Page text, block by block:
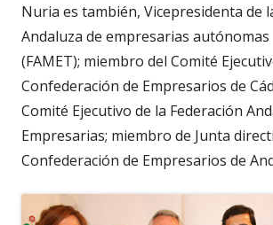
Nuria es también, Vicepresidenta de
Andaluza de empresarias autónomas
(FAMET); miembro del Comité
Confederación de Empresarios de
Comité Ejecutivo de la Federación
Empresarias; miembro de Junta
Confederación de Empresarios de